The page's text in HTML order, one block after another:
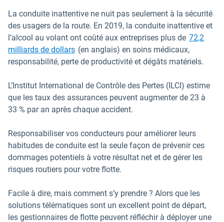
La conduite inattentive ne nuit pas seulement à la sécurité
des usagers de la route. En 2019, la conduite inattentive et
l’alcool au volant ont coûté aux entreprises plus de 72,2
milliards de dollarsOuvrir dans une nouvelle fenêtre
(en anglais) en soins médicaux,
responsabilité, perte de productivité et dégâts matériels.
L’Institut International de Contrôle des Pertes (ILCI) estime
que les taux des assurances peuvent augmenter de 23 à
33 % par an après chaque accident.
Responsabiliser vos conducteurs pour améliorer leurs
habitudes de conduite est la seule façon de prévenir ces
dommages potentiels à votre résultat net et de gérer les
risques routiers pour votre flotte.
Facile à dire, mais comment s’y prendre ? Alors que les
solutions télématiques sont un excellent point de départ,
les gestionnaires de flotte peuvent réfléchir à déployer une